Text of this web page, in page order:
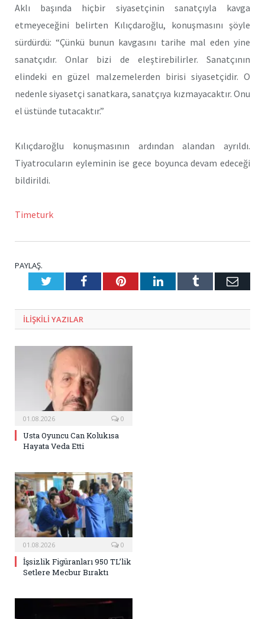
Aklı başında hiçbir siyasetçinin sanatçıyla kavga
etmeyeceğini belirten Kılıçdaroğlu, konuşmasını şöyle
sürdürdü: “Çünkü bunun kavgasını tarihe mal eden yine
sanatçıdır. Onlar bizi de eleştirebilirler. Sanatçının
elindeki en güzel malzemelerden birisi siyasetçidir. O
nedenle siyasetçi sanatkara, sanatçıya kızmayacaktır. Onu
el üstünde tutacaktır.”
Kılıçdaroğlu konuşmasının ardından alandan ayrıldı.
Tiyatrocuların eyleminin ise gece boyunca devam edeceği
bildirildi.
Timeturk
PAYLAŞ.
TwitterFacebookPinterestLinkedInTumblr E-
ILIŞKILI YAZILAR
01.08.2026 0
Usta Oyuncu Can Kolukısa
Hayata Veda Etti
01.08.2026 0
İşsizlik Figüranları 950 TL’lik
Setlere Mecbur Bıraktı